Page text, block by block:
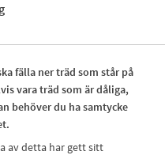
fälla ner träd som står på
vara träd som är dåliga,
behöver du ha samtycke
av detta har gett sitt